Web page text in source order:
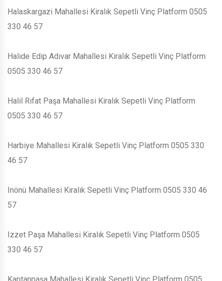
Halaskargazi Mahallesi Kiralık Sepetli Vinç Platform 0505
330 46 57
Halide Edip Adıvar Mahallesi Kiralık Sepetli Vinç Platform
0505 330 46 57
Halil Rıfat Paşa Mahallesi Kiralık Sepetli Vinç Platform
0505 330 46 57
Harbiye Mahallesi Kiralık Sepetli Vinç Platform 0505 330
46 57
Inönü Mahallesi Kiralık Sepetli Vinç Platform 0505 330 46
57
Izzet Paşa Mahallesi Kiralık Sepetli Vinç Platform 0505
330 46 57
Kaptanpaşa Mahallesi Kiralık Sepetli Vinç Platform 0505